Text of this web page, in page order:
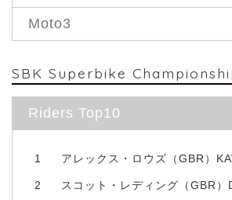
Moto3
SBK Superbike
Riders Top10
1 アレックス・ロウズ（GBR）
2 スコット・レディング（GBR）